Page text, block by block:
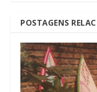
POSTAGENS